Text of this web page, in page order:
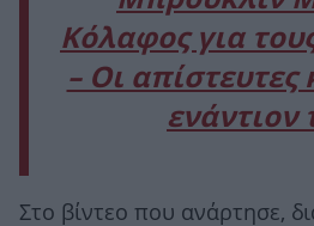
Kόλαφος για
– Οι απίστευτες
ενάντιον
Στο βίντεο που ανάρτησε,